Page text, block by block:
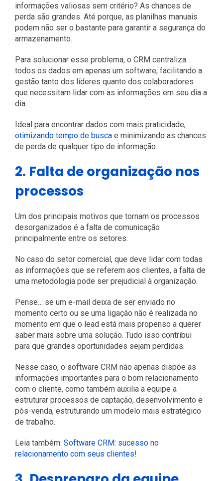
informações valiosas sem critério? As chances de
perda são grandes. Até porque, as planilhas manuais
podem não ser o bastante para garantir a segurança do
armazenamento.
Para solucionar esse problema, o CRM centraliza
todos os dados em apenas um software, facilitando a
gestão tanto dos líderes quanto dos colaboradores
que necessitam lidar com as informações em seu dia a
dia.
Ideal para encontrar dados com mais praticidade,
otimizando tempo de buscae minimizando as chances
de perda de qualquer tipo de informação.
2. Falta de organização nos
processos
Um dos principais motivos que tornam os processos
desorganizados é a falta de comunicação
principalmente entre os setores.
No caso do setor comercial, que deve lidar com todas
as informações que se referem aos clientes, a falta de
uma metodologia pode ser prejudicial à organização.
Pense… se um e-mail deixa de ser enviado no
momento certo ou se uma ligação não é realizada no
momento em que o lead está mais propenso a querer
saber mais sobre uma solução. Tudo isso contribui
para que grandes oportunidades sejam perdidas.
Nesse caso, o software CRM não apenas dispõe as
informações importantes para o bom relacionamento
com o cliente, como também auxilia a equipe a
estruturar processos de captação, desenvolvimento e
pós-venda, estruturando um modelo mais estratégico
de trabalho.
Leia também: Software CRM: sucesso no
relacionamento com seus clientes!